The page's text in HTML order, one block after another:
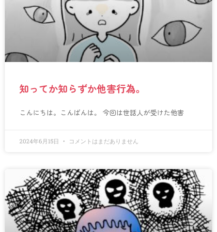
知ってか知らずか他害行為。
こんにちは。こんばんは。 今回は世話人が受けた他害
2024年6月15日 コメントはまだありません